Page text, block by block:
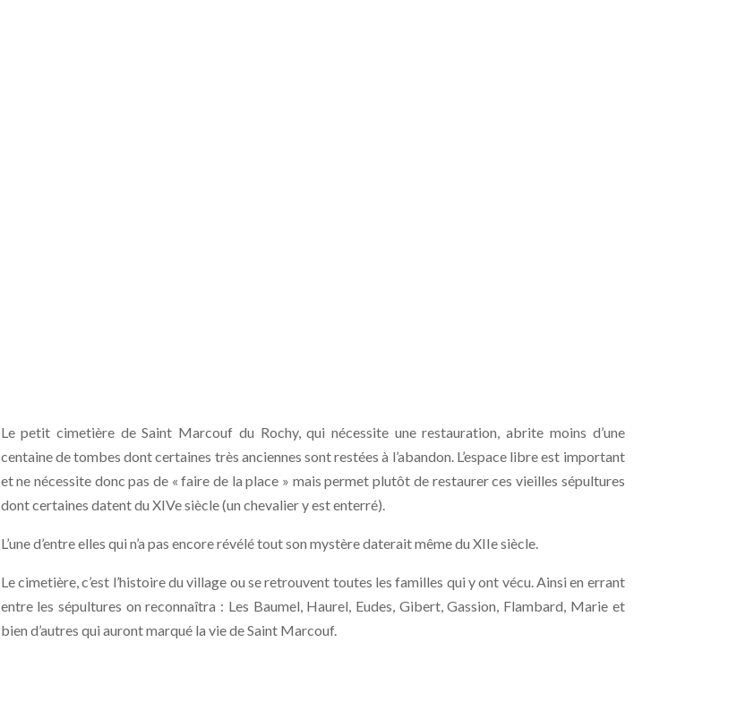
Le petit cimetière de Saint Marcouf du Rochy, qui nécessite une restauration, abrite moins d’une
centaine de tombes dont certaines très anciennes sont restées à l’abandon. L’espace libre est important
et ne nécessite donc pas de « faire de la place » mais permet plutôt de restaurer ces vieilles sépultures
dont certaines datent du XIVe siècle (un chevalier y est enterré).
L’une d’entre elles qui n’a pas encore révélé tout son mystère daterait même du XIIe siècle.
Le cimetière, c’est l’histoire du village ou se retrouvent toutes les familles qui y ont vécu. Ainsi en errant
entre les sépultures on reconnaîtra : Les Baumel, Haurel, Eudes, Gibert, Gassion, Flambard, Marie et
bien d’autres qui auront marqué la vie de Saint Marcouf.